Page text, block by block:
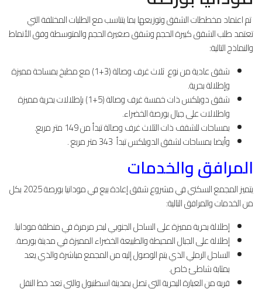
تم اعتماد مخططات الشقق وتوزيعها بما يتناسب مع الطلبات المختلفة التي
تعتمد طلب الشقق كبيرة الحجم وشقق صغيرة الحجم والمتوسطة وفق الأنماط
والنماذج التالية:
شقق عادية من نوع ثلاث غرف وصالة (3+1) مع مطبخ بمساحة مميزة
وإطلالة بحرية.
شقق دوبلكس ذات خمسة غرف وصالة (5+1) بإطلالات بحرية مميزة
واطلالات على جبال بورصة الخضراء.
بمساحات للشقف ذات الثلاث غرف وصالة تبدأ من 149 متر مربع.
وأيضا بمساحات لشقق الدوبلكس تبدأ 343 متر مربع .
المرافق والخدمات
يتميز المجمع السكني في مشروع شقق إعادة بيع في مودانيا بورصة 2025 بكل
من الخدمات والمرافق التالية:
إطلالة بحرية مميزة على الساحل الجنوبي لبحر مرمرة في منطقة مودانيا.
إطلالة على الجبال المحيطة والطبيعة الخضراء المميزة في مدينة بورصة.
الساحل الرملي الذي يتم الوصول إليه من المجمع مباشرة والذي يعد
بمثابة شاطئ خاص.
قربه من العبارة البحرية التي تصل بمدينة اسطنبول والتي تعد خط النقل